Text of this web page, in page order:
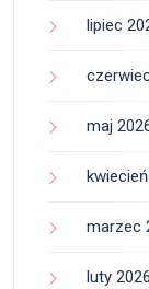
lipiec
maj
marzec
luty 2026